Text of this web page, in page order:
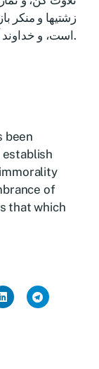
زشتیها و منکر
است، و خداوند آنچه را انجام می دهید؛ می داند.
been
establish
of
that which